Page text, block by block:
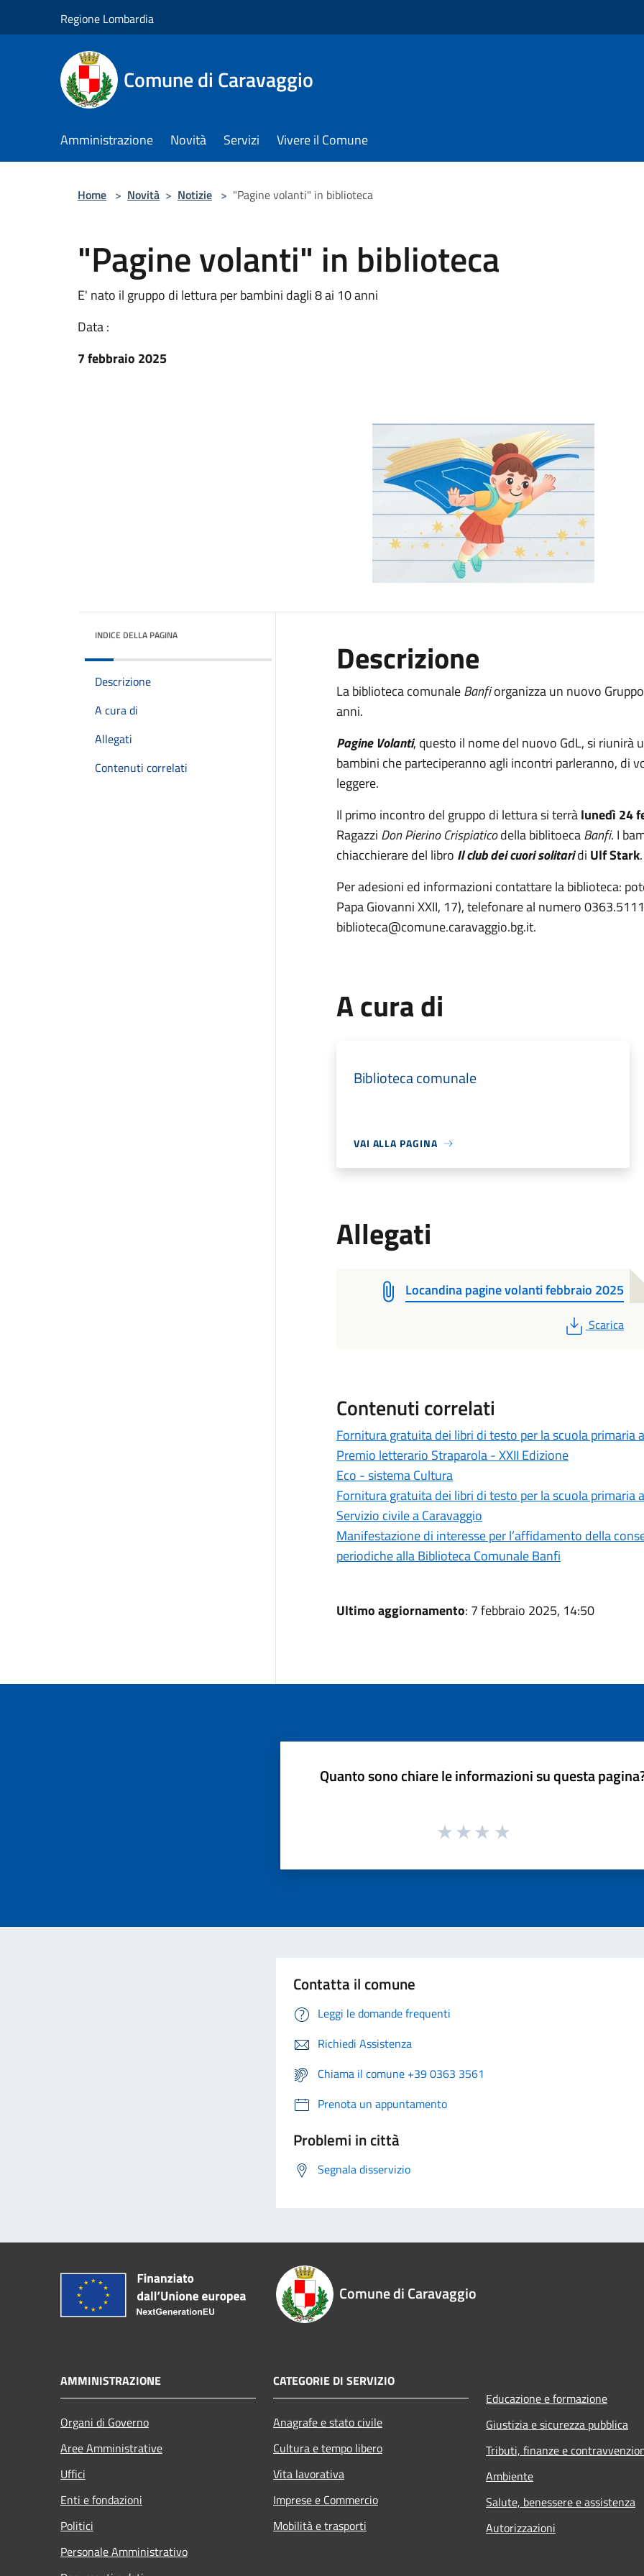
Regione Lombardia
Comune di Caravaggio
Amministrazione Novità Servizi Vivere il Comune
Home > Novità > Notizie > "Pagine volanti" in biblioteca
"Pagine volanti" in biblioteca
E' nato il gruppo di lettura per bambini dagli 8 ai 10 anni
Data :
7 febbraio 2025
INDICE DELLA PAGINA
Descrizione
A cura di
Allegati
Contenuti correlati
Descrizione
La biblioteca comunaleBanfiorganizza un nuovo
anni.
Pagine Volanti, questo il nome del nuovo GdL, si riunirà
bambini che parteciperanno agli incontri parleranno, di
leggere.
Il primo incontro del gruppo di lettura si terràlunedì 24
Ragazzi Don Pierino Crispiaticodella biblitoecaBanfi. I
chiacchierare del libro Il club dei cuori solitaridi Ulf Stark.
Per adesioni ed informazioni contattare la biblioteca:
Papa Giovanni XXII, 17), telefonare al numero
biblioteca@comune.caravaggio.bg.it.
A cura di
Biblioteca comunale
VAI ALLA PAGINA
Allegati
Locandina pagine volanti febbraio 2025
PDF
Scarica
Contenuti correlati
Fornitura gratuita dei libri di testo per la scuola
Premio letterario Straparola - XXII Edizione
Eco - sistema Cultura
Fornitura gratuita dei libri di testo per la scuola
Servizio civile a Caravaggio
Manifestazione di interesse per l’affidamento della
periodiche alla Biblioteca Comunale Banfi
Ultimo aggiornamento: 7 febbraio 2025, 14:50
Quanto sono chiare le informazioni su questa
Contatta il comune
Leggi le domande frequenti
Richiedi Assistenza
Chiama il comune +39 0363 3561
Prenota un appuntamento
Problemi in città
Segnala disservizio
Comune di Caravaggio
AMMINISTRAZIONE
Organi di Governo
Aree Amministrative
Uffici
Enti e fondazioni
Politici
Personale Amministrativo
CATEGORIE DI SERVIZIO
Anagrafe e stato civile
Cultura e tempo libero
Vita lavorativa
Imprese e Commercio
Mobilità e trasporti
Educazione e formazione
Giustizia e sicurezza pubblica
Tributi, finanze e
Ambiente
Salute, benessere e assistenza
Autorizzazioni